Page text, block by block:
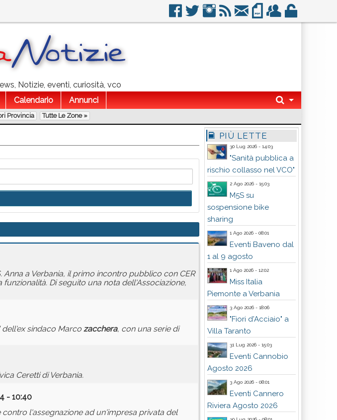
Notizie, eventi, curiosità, vco
Calendario Annunci
Provincia Tutte Le Zone »
a Verbania, il primo incontro pubblico con CER
Di seguito una nota dell'Associazione,
sindaco Marco zacchera, con una serie di
Ceretti di Verbania.
- 10:40
l'assegnazione ad un'impresa privata del
PIÙ LETTE
30 Lug 2026 - 14:03
"Sanità pubblica a
rischio collasso nel VCO"
2 Ago 2026 - 15:03
M5S su
sospensione bike
sharing
1 Ago 2026 - 08:01
Eventi Baveno dal
1 al 9 agosto
1 Ago 2026 - 12:02
Miss Italia
Piemonte a Verbania
3 Ago 2026 - 18:06
"Fiori d'Acciaio" a
Villa Taranto
31 Lug 2026 - 15:03
Eventi Cannobio
Agosto 2026
3 Ago 2026 - 08:01
Eventi Cannero
Riviera Agosto 2026